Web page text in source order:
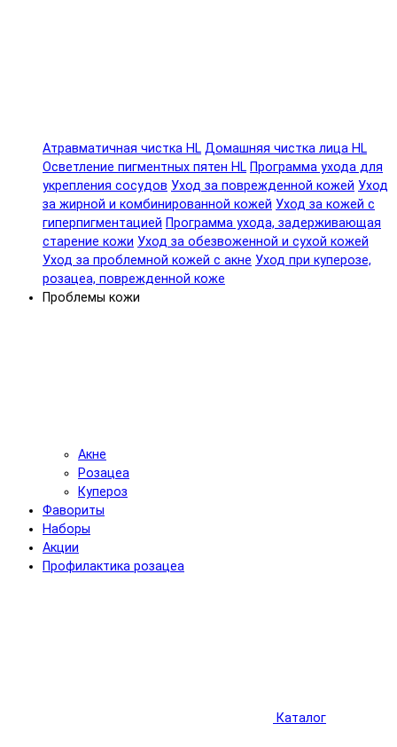
Атравматичная чистка HL Домашняя чистка лица HL
Осветление пигментных пятен HL Программа ухода для
укрепления сосудов Уход за поврежденной кожей Уход
за жирной и комбинированной кожей Уход за кожей с
гиперпигментацией Программа ухода, задерживающая
старение кожи Уход за обезвоженной и сухой кожей
Уход за проблемной кожей с акне Уход при куперозе,
розацеа, поврежденной коже
Проблемы кожи
Акне
Розацеа
Купероз
Фавориты
Наборы
Акции
Профилактика розацеа
Каталог